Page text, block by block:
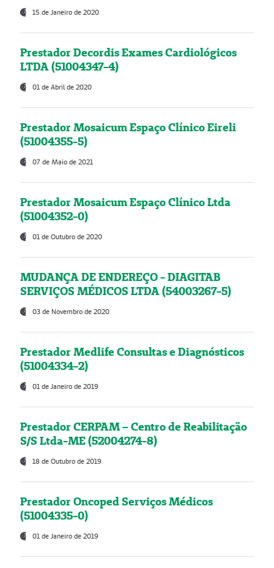
15 de Janeiro de 2020
Prestador Decordis Exames Cardiológicos
LTDA (51004347-4)
01 de Abril de 2020
Prestador Mosaicum Espaço Clínico Eireli
(51004355-5)
07 de Maio de 2021
Prestador Mosaicum Espaço Clínico Ltda
(51004352-0)
01 de Outubro de 2020
MUDANÇA DE ENDEREÇO - DIAGITAB
SERVIÇOS MÉDICOS LTDA (54003267-5)
03 de Novembro de 2020
Prestador Medlife Consultas e Diagnósticos
(51004334-2)
01 de Janeiro de 2019
Prestador CERPAM – Centro de Reabilitação
S/S Ltda-ME (52004274-8)
18 de Outubro de 2019
Prestador Oncoped Serviços Médicos
(51004335-0)
01 de Janeiro de 2019